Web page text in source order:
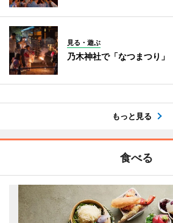
見る・遊ぶ
乃木神社で「なつまつり
もっと見る
食べる